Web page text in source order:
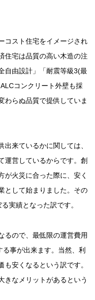
コスト住宅をイメージされ
住宅は品質の高い木造の注
自由設計」「耐震等級3(最
コンクリート外壁も採
わらぬ品質で提供していま
来ているかに関しては、
運営しているからです。創
が火災に合った際に、安く
として始まりました。その
実績となった訳です。
るので、最低限の運営費用
事が出来ます。当然、利
安くなるという訳です。
きなメリットがあるという